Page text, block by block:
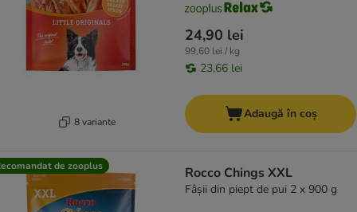
8 variante
24,90 lei
99,60 lei / kg
23,66 lei
Adaugă în coș
de zooplus Rocco Chings XXL
Fâșii din piept de pui 2 x 900 g